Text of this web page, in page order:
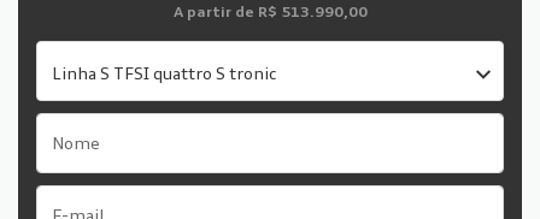
A partir de R$ 513.990,00
Linha S TFSI quattro S tronic